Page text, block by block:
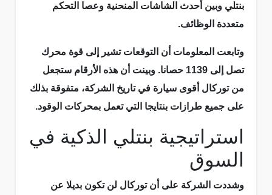
بنتلي وبين أحدث الشاشات المنحنية وعصا التحكم
متعددة الوظائف.
وتابعت المعلومات أن التوقعات تشير إلى قوة محرك
تصل إلى 1139 حصانا. وبينت أن هذه الأرقام ستجعل
من توركال أقوى سيارة في تاريخ الشركة، متفوقة بذلك
على جميع طرازات بنتايجا التي تعمل بمحركات الوقود.
استراتيجية بنتلي الذكية في
السوق
وشددت الشركة على أن توركال لن تكون بديلا عن